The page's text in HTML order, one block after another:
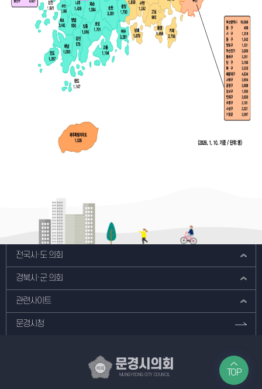
전국시·도 의회
경북시·군 의회
관련사이트
문경시청
TOP
문경시의회
MUNGYEONG CITY COUNCIL